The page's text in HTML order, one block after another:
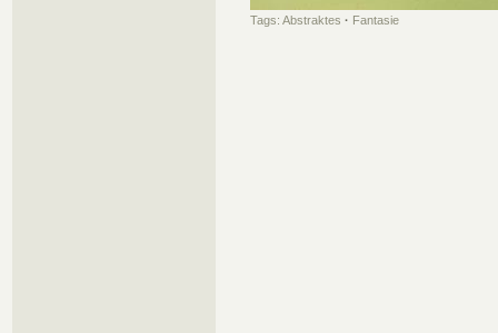
Tags: Abstraktes · Fantasie